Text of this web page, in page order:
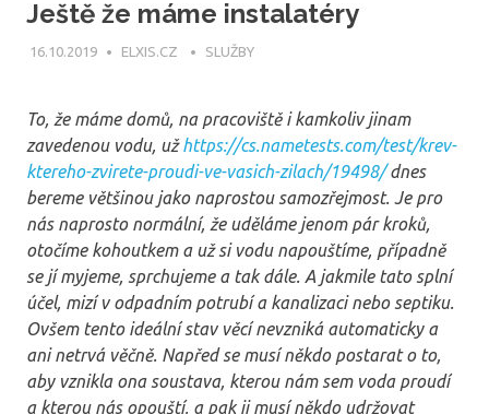
Ještě že máme instalatéry
16.10.2019 ELXIS.CZ SLUŽBY
To, že máme domů, na pracoviště i kamkoliv jinam
zavedenou vodu, užhttps://cs.nametests.com/test/krev-
ktereho-zvirete-proudi-ve-vasich-zilach/19498/dnes
bereme většinou jako naprostou samozřejmost. Je pro
nás naprosto normální, že uděláme jenom pár kroků,
otočíme kohoutkem a už si vodu napouštíme, případně
se jí myjeme, sprchujeme a tak dále. A jakmile tato splní
účel, mizí v odpadním potrubí a kanalizaci nebo septiku.
Ovšem tento ideální stav věcí nevzniká automaticky a
ani netrvá věčně. Napřed se musí někdo postarat o to,
aby vznikla ona soustava, kterou nám sem voda proudí
a kterou nás opouští, a pak ji musí někdo udržovat